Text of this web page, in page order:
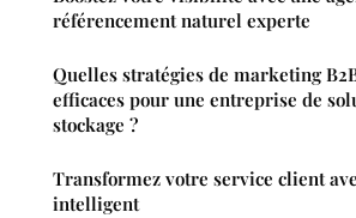
référencement naturel experte
Quelles stratégies de marketing
efficaces pour une entreprise de
stockage ?
Transformez votre service client
intelligent